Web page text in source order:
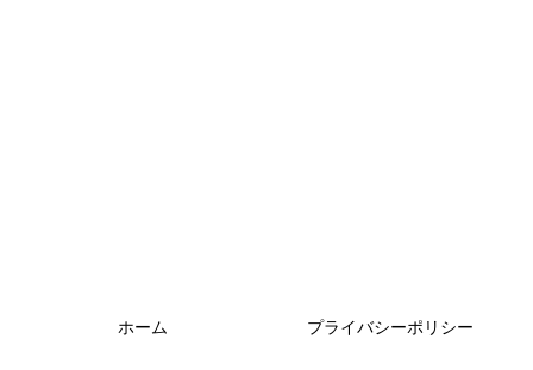
ホーム プライバシーポリシー